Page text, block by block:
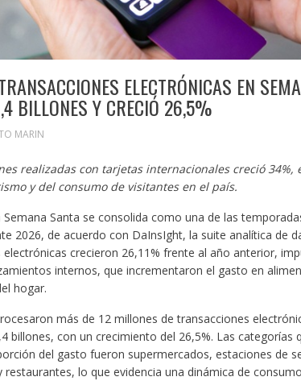
ELECTRÓNICAS EN
BILLONES Y CRECIÓ 26,5%
MARIN
realizadas con tarjetas internacionales creció 34%,
y del consumo de visitantes en el país.
Santa se consolida como una de las
2026, de acuerdo con DaInsIght, la suite analítica de
crecieron 26,11% frente al año anterior,
internos, que incrementaron el gasto en
hogar.
más de 12 millones de transacciones
billones, con un crecimiento del 26,5%. Las categorías
del gasto fueron supermercados, estaciones de
lo que evidencia una dinámica de